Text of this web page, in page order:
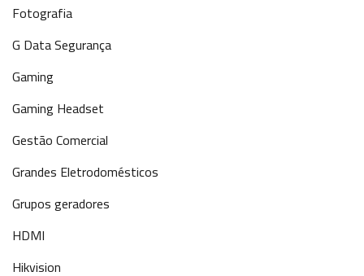
Fotografia
G Data Segurança
Gaming
Gaming Headset
Gestão Comercial
Grandes Eletrodomésticos
Grupos geradores
HDMI
Hikvision